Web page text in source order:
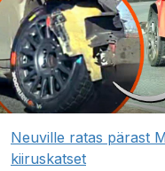
Neuville ratas pärast
kiiruskatset